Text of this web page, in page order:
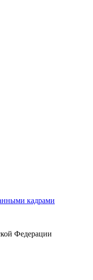
кадрами
Федерации